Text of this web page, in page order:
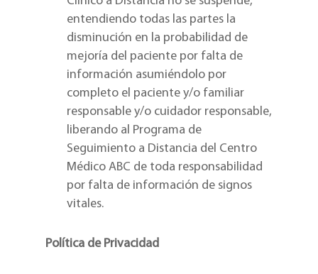
entendiendo todas las partes la
disminución en la probabilidad de
mejoría del paciente por falta de
información asumiéndolo por
completo el paciente y/o familiar
responsable y/o cuidador responsable,
liberando al Programa de
Seguimiento a Distancia del Centro
Médico ABC de toda responsabilidad
por falta de información de signos
vitales.
Política de Privacidad